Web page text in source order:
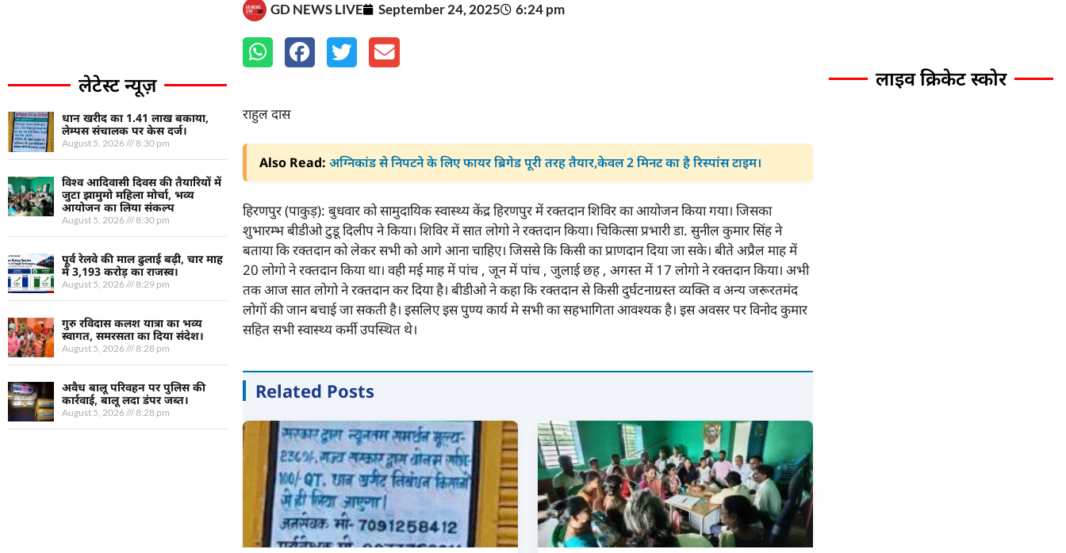
लेटेस्ट न्यूज़
धान खरीद का 1.41 लाख बकाया,
लेम्पस संचालक पर केस दर्ज।
August 5, 2026 8:30 pm
विश्व आदिवासी दिवस की तैयारियों में
जुटा झामुमो महिला मोर्चा, भव्य
आयोजन का लिया संकल्प
August 5, 2026 8:30 pm
पूर्व रेलवे की माल ढुलाई बढ़ी, चार माह
में 3,193 करोड़ का राजस्व।
August 5, 2026 8:29 pm
गुरु रविदास कलश यात्रा का भव्य
स्वागत, समरसता का दिया संदेश।
August 5, 2026 8:28 pm
अवैध बालू परिवहन पर पुलिस की
कार्रवाई, बालू लदा डंपर जब्त।
August 5, 2026 8:28 pm
GD NEWS LIVE September 24, 2025 6:24 pm
राहुल दास
Also Read: अग्निकांड से निपटने के लिए फायर ब्रिगेड पूरी तरह तैयार,केवल 2 मिनट का है रिस्पांस टाइम।
हिरणपुर (पाकुड़): बुधवार को सामुदायिक स्वास्थ्य केंद्र हिरणपुर में रक्तदान शिविर का आयोजन किया गया। जिसका
शुभारम्भ बीडीओ टुडू दिलीप ने किया। शिविर में सात लोगो ने रक्तदान किया। चिकित्सा प्रभारी डा. सुनील कुमार सिंह ने
बताया कि रक्तदान को लेकर सभी को आगे आना चाहिए। जिससे कि किसी का प्राणदान दिया जा सके। बीते अप्रैल माह में
20 लोगो ने रक्तदान किया था। वही मई माह में पांच , जून में पांच , जुलाई छह , अगस्त में 17 लोगो ने रक्तदान किया। अभी
तक आज सात लोगो ने रक्तदान कर दिया है। बीडीओ ने कहा कि रक्तदान से किसी दुर्घटनाग्रस्त व्यक्ति व अन्य जरूरतमंद
लोगों की जान बचाई जा सकती है। इसलिए इस पुण्य कार्य मे सभी का सहभागिता आवश्यक है। इस अवसर पर विनोद कुमार
सहित सभी स्वास्थ्य कर्मी उपस्थित थे।
Related Posts
लाइव क्रिकेट स्कोर